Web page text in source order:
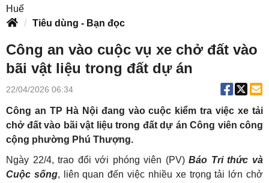
Huế
Tiêu dùng - Bạn đọc
Công an vào cuộc vụ xe chở đất vào
bãi vật liệu trong đất dự án
22/04/2026 06:34
Công an TP Hà Nội đang vào cuộc kiểm tra việc xe tải
chở đất vào bãi vật liệu trong đất dự án Công viên công
cộng phường Phú Thượng.
Ngày 22/4, trao đổi với phóng viên (PV)Báo Tri thức và
Cuộc sống, liên quan đến việc nhiều xe trọng tải lớn chở